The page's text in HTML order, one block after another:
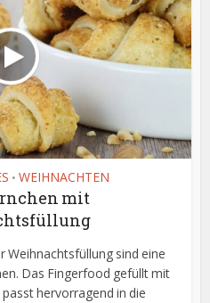
• WEIHNACHTEN
mit
Weihnachtsfüllung sind eine
Das Fingerfood gefüllt mit
hervorragend in die